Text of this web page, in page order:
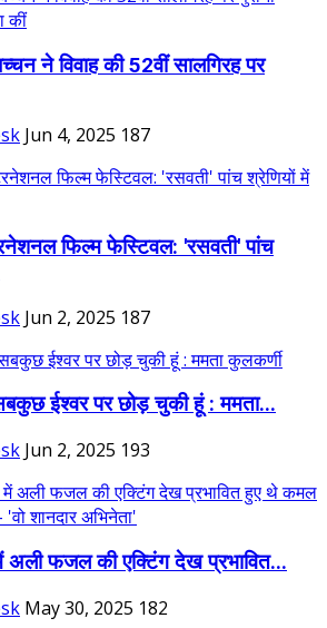
ने विवाह की 52वीं सालगिरह पर
Jun 4, 2025 187
फिल्म फेस्टिवल: 'रसवती' पांच
Jun 2, 2025 187
ईश्वर पर छोड़ चुकी हूं : ममता...
Jun 2, 2025 193
अली फजल की एक्टिंग देख प्रभावित...
May 30, 2025 182